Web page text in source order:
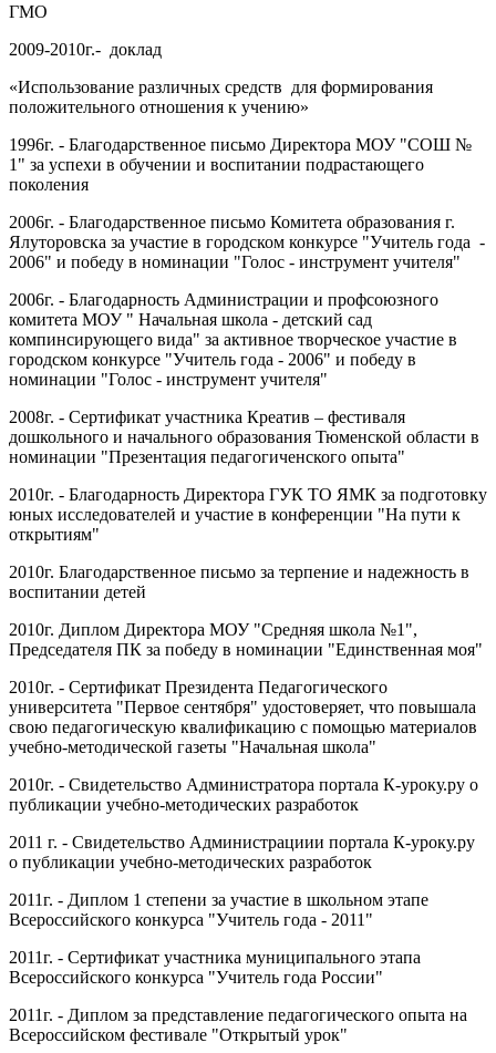
ГМО
2009-2010г.- доклад
«Использование различных средств для формирования
положительного отношения к учению»
1996г. - Благодарственное письмо Директора МОУ "СОШ №
1" за успехи в обучении и воспитании подрастающего
поколения
2006г. - Благодарственное письмо Комитета образования г.
Ялуторовска за участие в городском конкурсе "Учитель года -
2006" и победу в номинации "Голос - инструмент учителя"
2006г. - Благодарность Администрации и профсоюзного
комитета МОУ " Начальная школа - детский сад
компинсирующего вида" за активное творческое участие в
городском конкурсе "Учитель года - 2006" и победу в
номинации "Голос - инструмент учителя"
2008г. - Сертификат участника Креатив – фестиваля
дошкольного и начального образования Тюменской области в
номинации "Презентация педагогиченского опыта"
2010г. - Благодарность Директора ГУК ТО ЯМК за подготовку
юных исследователей и участие в конференции "На пути к
открытиям"
2010г. Благодарственное письмо за терпение и надежность в
воспитании детей
2010г. Диплом Директора МОУ "Средняя школа №1",
Председателя ПК за победу в номинации "Единственная моя"
2010г. - Сертификат Президента Педагогического
университета "Первое сентября" удостоверяет, что повышала
свою педагогическую квалификацию с помощью материалов
учебно-методической газеты "Начальная школа"
2010г. - Свидетельство Администратора портала К-уроку.ру о
публикации учебно-методических разработок
2011 г. - Свидетельство Администрациии портала К-уроку.ру
о публикации учебно-методических разработок
2011г. - Диплом 1 степени за участие в школьном этапе
Всероссийского конкурса "Учитель года - 2011"
2011г. - Сертификат участника муниципального этапа
Всероссийского конкурса "Учитель года России"
2011г. - Диплом за представление педагогического опыта на
Всероссийском фестивале "Открытый урок"